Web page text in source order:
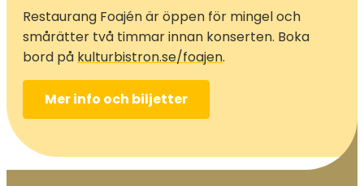
Restaurang Foajén är öppen för mingel och
smårätter två timmar innan konserten. Boka
bord på kulturbistron.se/foajen.
Mer info och biljetter